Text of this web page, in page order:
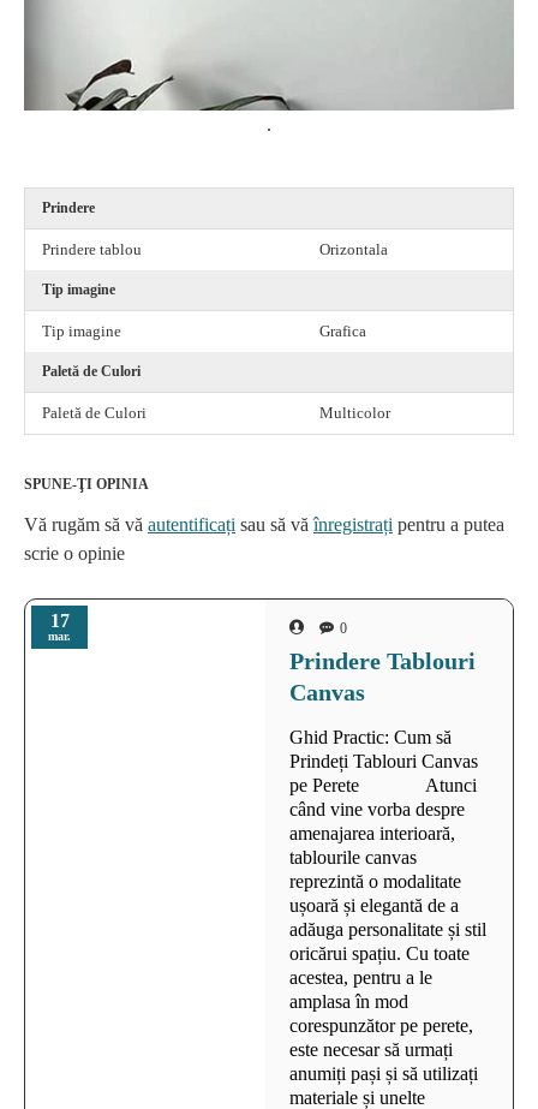
17
mar. 0
Prindere Tablouri
Canvas
Ghid Practic: Cum să
Prindeți Tablouri Canvas
pe Perete Atunci
când vine vorba despre
amenajarea interioară,
tablourile canvas
reprezintă o modalitate
ușoară și elegantă de a
adăuga personalitate și stil
oricărui spațiu. Cu toate
acestea, pentru a le
amplasa în mod
corespunzător pe perete,
este necesar să urmați
anumiți pași și să utilizați
materiale și unelte
.
Prindere
Prindere tablou Orizontala
Tip imagine
Tip imagine Grafica
Paletă de Culori
Paletă de Culori Multicolor
SPUNE-ŢI OPINIA
Vă rugăm să vă autentificați sau să văînregistrați pentru a putea
scrie o opinie